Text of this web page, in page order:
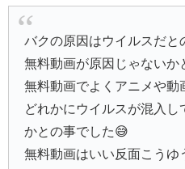
バクの原因はウイルスだと
無料動画が原因じゃないか
無料動画でよくアニメや動
どれかにウイルスが混入
かとの事でした😅
無料動画はいい反面こうゆ